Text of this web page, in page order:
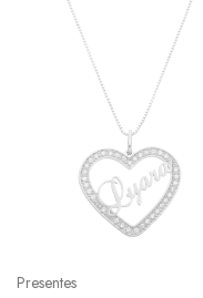
Presentes